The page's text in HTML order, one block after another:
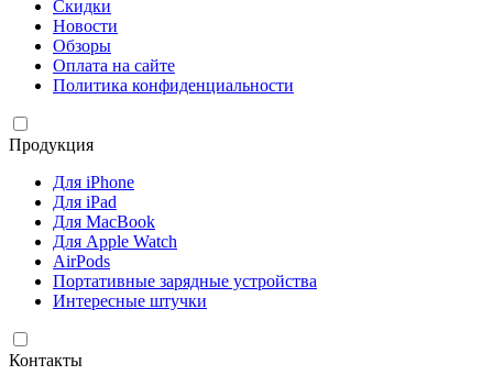
Скидки
Новости
Обзоры
Оплата на сайте
Политика конфиденциальности
Продукция
Для iPhone
Для iPad
Для MacBook
Для Apple Watch
AirPods
Портативные зарядные устройства
Интересные штучки
Контакты